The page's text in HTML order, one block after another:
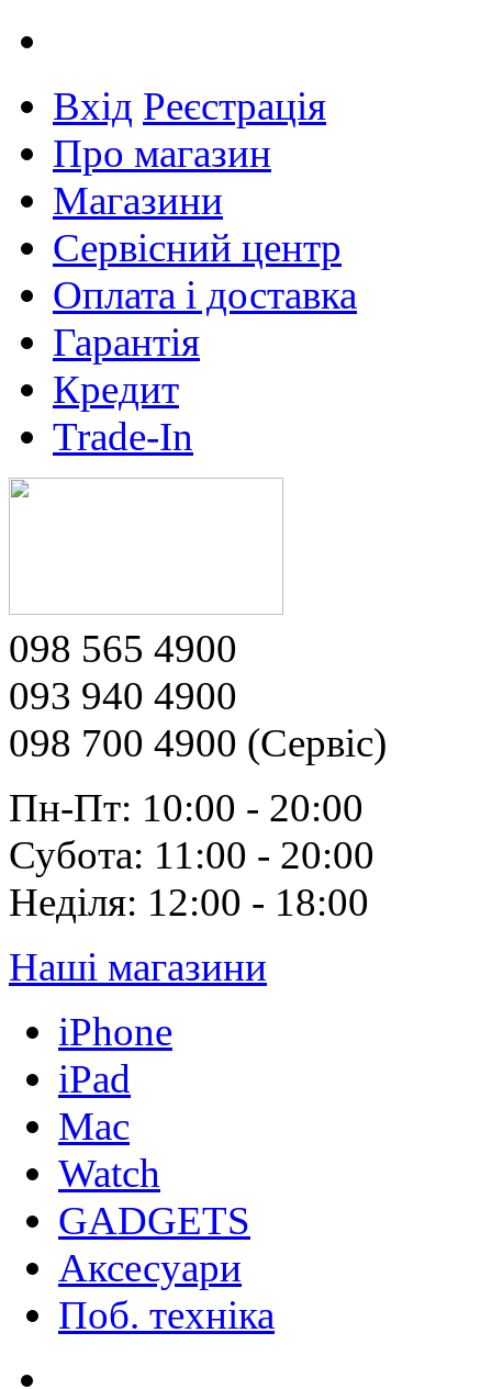
Вхід Реєстрація
Про магазин
Магазини
Сервісний центр
Оплата і доставка
Гарантія
Кредит
Trade-In
098 565 4900
093 940 4900
098 700 4900 (Сервіс)
Пн-Пт: 10:00 - 20:00
Субота: 11:00 - 20:00
Неділя: 12:00 - 18:00
Наші магазини
iPhone
iPad
Mac
Watch
GADGETS
Аксесуари
Поб. техніка